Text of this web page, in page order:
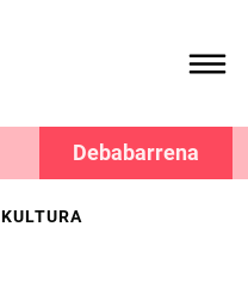
Debabarrena
KULTURA